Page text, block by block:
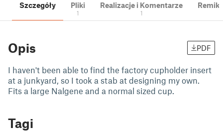
Szczegóły Pliki
1
Realizacje i Komentarze
1
Opis PDF
I haven't been able to find the factory cupholder insert
at a junkyard, so I took a stab at designing my own.
Fits a large Nalgene and a normal sized cup.
Tagi